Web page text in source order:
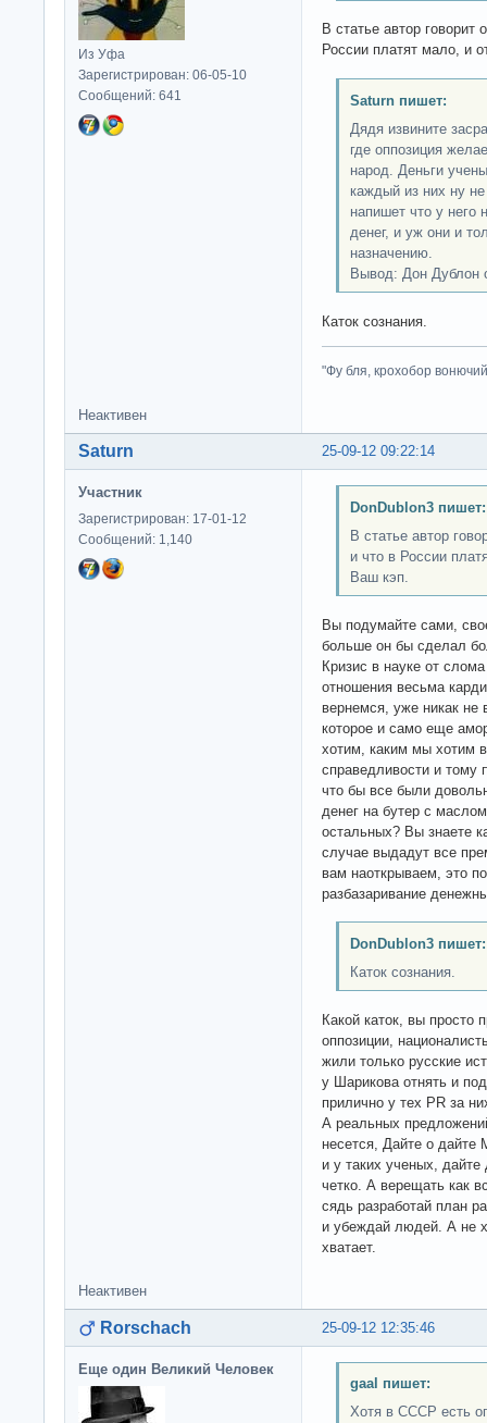
Из Уфа
Зарегистрирован: 06-05-10
Сообщений: 641
В статье автор говорит
России платят мало, и
Saturn пишет:
Дядя извините
где оппозиция
народ. Деньги
каждый из них ну
напишет что у него
денег, и уж они и
назначению.
Вывод: Дон Дублон
Каток сознания.
"Фу бля, крохобор
Неактивен
25-09-12 09:22:14
Saturn
Участник
Зарегистрирован: 17-01-12
Сообщений: 1,140
DonDublon3 пишет:
В статье автор
и что в России
Ваш кэп.
Вы подумайте сами,
больше он бы сделал
Кризис в науке от
отношения весьма
вернемся, уже никак не
которое и само еще
хотим, каким мы хотим
справедливости и тому
что бы все были
денег на бутер с
остальных? Вы знаете
случае выдадут все
вам наоткрываем, это
разбазаривание
DonDublon3 пишет:
Каток сознания.
Какой каток, вы просто
оппозиции,
жили только русские
у Шарикова отнять и
прилично у тех PR за
А реальных
несется, Дайте о
и у таких ученых,
четко. А верещать как
сядь разработай план
и убеждай людей. А не
хватает.
Неактивен
25-09-12 12:35:46
Rorschach
Еще один Великий Человек
gaal пишет:
Хотя в СССР есть